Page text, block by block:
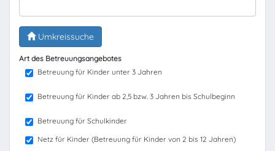
Umkreissuche
Art des Betreuungsangebotes
Betreuung für Kinder unter 3 Jahren
Betreuung für Kinder ab 2,5 bzw. 3 Jahren bis Schulbeginn
Betreuung für Schulkinder
Netz für Kinder (Betreuung für Kinder von 2 bis 12 Jahren)